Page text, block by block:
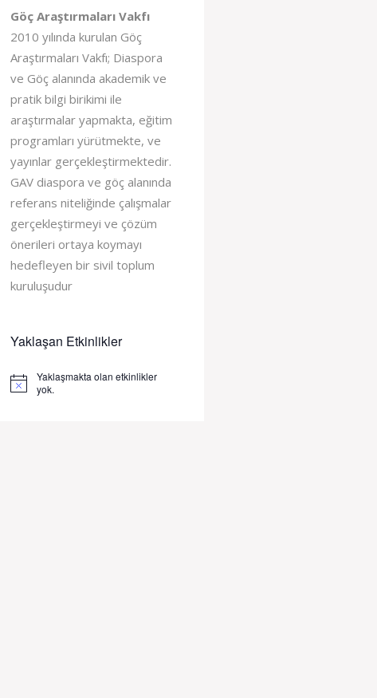
Göç Araştırmaları Vakfı
2010 yılında kurulan Göç
Araştırmaları Vakfı; Diaspora
ve Göç alanında akademik ve
pratik bilgi birikimi ile
araştırmalar yapmakta, eğitim
programları yürütmekte, ve
yayınlar gerçekleştirmektedir.
GAV diaspora ve göç alanında
referans niteliğinde çalışmalar
gerçekleştirmeyi ve çözüm
önerileri ortaya koymayı
hedefleyen bir sivil toplum
kuruluşudur
Yaklaşan Etkinlikler
Notice
Yaklaşmakta olan etkinlikler
yok.